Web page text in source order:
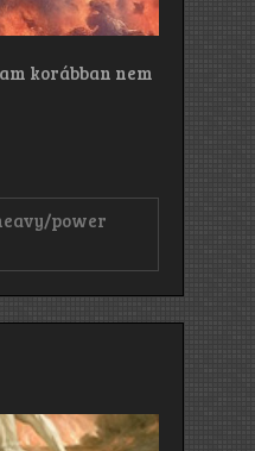
korábban nem
power